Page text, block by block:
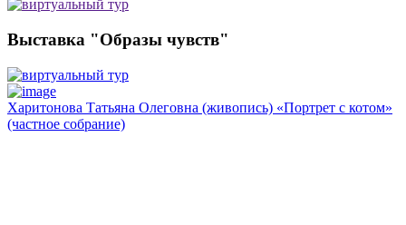
Выставка "Образы чувств"
Харитонова Татьяна Олеговна (живопись) «Портрет с котом»
(частное собрание)